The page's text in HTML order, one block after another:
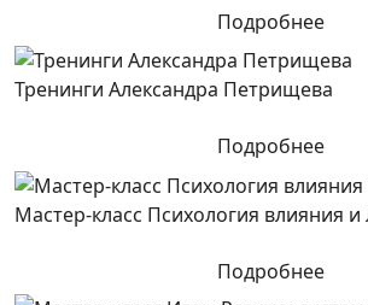
Подробнее
Тренинги Александра Петрищева
Подробнее
Мастер-класс Психология влияния и
Подробнее